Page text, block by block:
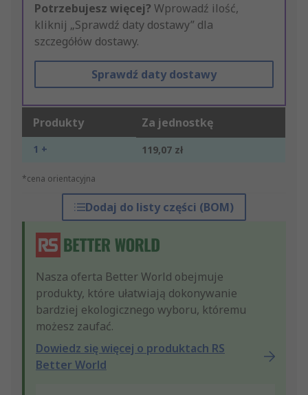
Potrzebujesz więcej? Wprowadź ilość,
kliknij „Sprawdź daty dostawy” dla
szczegółów dostawy.
Sprawdź daty dostawy
Produkty Za jednostkę
1 + 119,07 zł
*cena orientacyjna
Dodaj do listy części (BOM)
Nasza oferta Better World obejmuje
produkty, które ułatwiają dokonywanie
bardziej ekologicznego wyboru, któremu
możesz zaufać.
Dowiedz się więcej o produktach RS
Better World